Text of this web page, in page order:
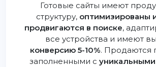
Готовые сайты имеют
структуру, оптимизированы
продвигаются в поиске,
все устройства и имеют
конверсию 5-10%. Продаются
заполненными с